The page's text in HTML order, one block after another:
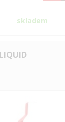
skladem